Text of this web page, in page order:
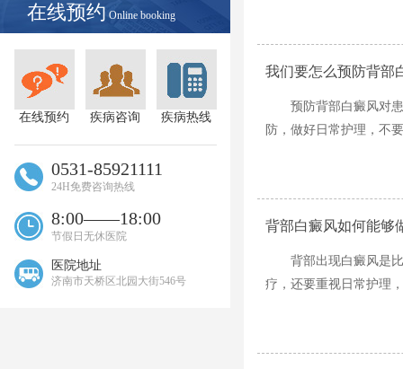
在线预约 Online booking
在线预约 疾病咨询 疾病热线
0531-85921111
24H免费咨询热线
8:00——18:00
节假日无休医院
医院地址
济南市天桥区北园大街546号
我们要怎么预防背部
预防背部白癜风对
防，做好日常护理，不
背部白癜风如何能够
背部出现白癜风是
疗，还要重视日常护理